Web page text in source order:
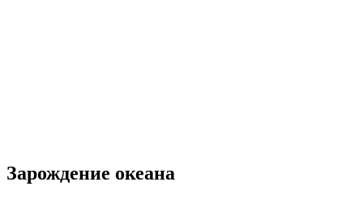
Зарождение океана